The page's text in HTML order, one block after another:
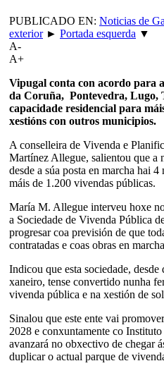
PUBLICADO EN: Noticias de
exterior► Portada esquerda ▼
A-
A+
Vipugal conta con acordo para
da Coruña, Pontevedra, Lugo,
capacidade residencial para
xestións con outros municipios.
A conselleira de Vivenda e
Martínez Allegue, salientou que a
desde a súa posta en marcha hai
máis de 1.200 vivendas públicas.
María M. Allegue interveu hoxe
a Sociedade de Vivenda Pública
progresar coa previsión de que
contratadas e coas obras en
Indicou que esta sociedade,
xaneiro, tense convertido nunha
vivenda pública e na xestión de
Sinalou que este ente vai
2028 e conxuntamente co
avanzará no obxectivo de chegar
duplicar o actual parque de